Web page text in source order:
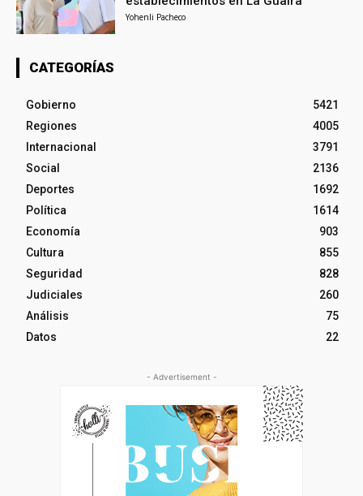
Yohenli Pacheco
CATEGORÍAS
Gobierno
5421
Regiones
4005
Internacional
3791
Social
2136
Deportes
1692
Política
1614
Economía
903
Cultura
855
Seguridad
828
Judiciales
260
Análisis
75
Datos
22
- Advertisement -